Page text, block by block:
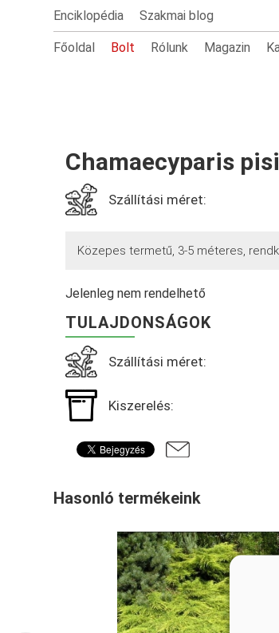
Enciklopédia Szakmai blog
Főoldal Bolt Rólunk Magazin
Chamaecyparis
Szállítási méret:
Közepes termetű, 3-5 méteres,
Jelenleg nem rendelhető
TULAJDONSÁGOK
Szállítási méret:
Kiszerelés:
Hasonló termékeink